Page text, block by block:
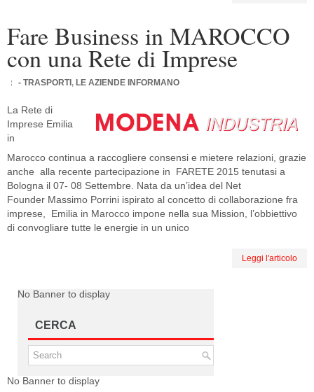
Fare Business in MAROCCO
con una Rete di Imprese
- TRASPORTI , LE AZIENDE INFORMANO
La Rete di
Imprese Emilia
in
Marocco continua a raccogliere consensi e mietere relazioni, grazie
anche alla recente partecipazione in FARETE 2015 tenutasi a
Bologna il 07- 08 Settembre. Nata da un’idea del Net
Founder Massimo Porrini ispirato al concetto di collaborazione fra
imprese, Emilia in Marocco impone nella sua Mission, l’obbiettivo
di convogliare tutte le energie in un unico
Leggi l'articolo
No Banner to display
CERCA
No Banner to display